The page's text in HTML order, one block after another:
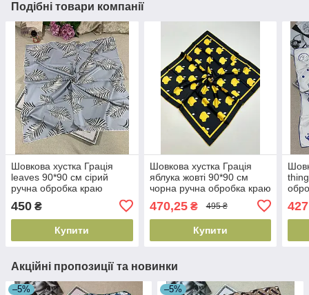
Подібні товари компанії
Шовкова хустка Грація
leaves 90*90 см сірий
ручна обробка краю
450 ₴
Купити
Шовкова хустка Грація
яблука жовті 90*90 см
чорна ручна обробка краю
470,25₴ 495 ₴
Купити
Акційні пропозиції та новинки
–5% –5%